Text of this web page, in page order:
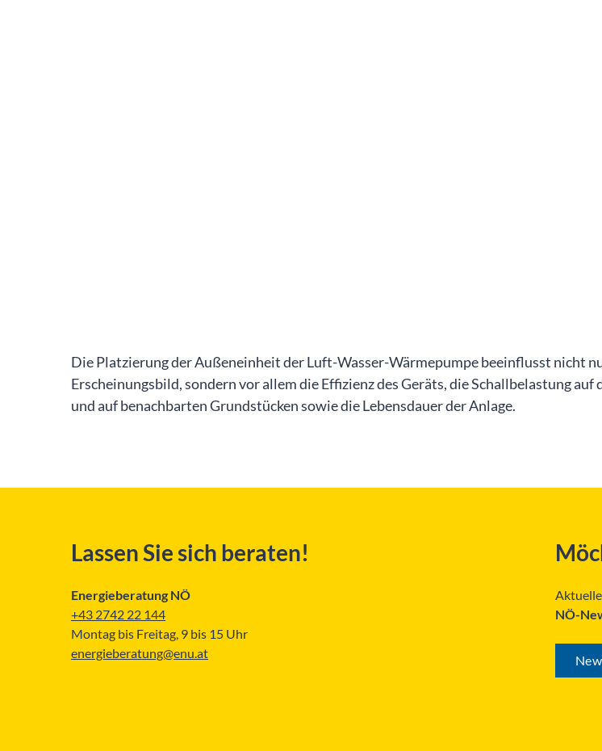
Die Platzierung der Außeneinheit der Luft-Wasser-Wärmepumpe beeinflusst nicht
Erscheinungsbild, sondern vor allem die Effizienz des Geräts, die Schallbelastung auf
und auf benachbarten Grundstücken sowie die Lebensdauer der Anlage.
Lassen Sie sich beraten!
Energieberatung NÖ
+43 2742 22 144
Montag bis Freitag, 9 bis 15 Uhr
energieberatung@enu.at
NÖ-